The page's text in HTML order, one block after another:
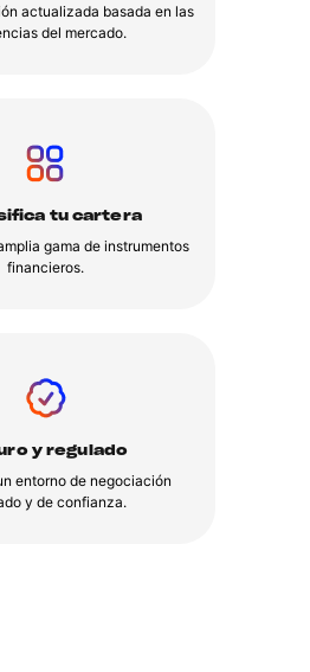
actualizada basada en las
del mercado.
tu cartera
gama de instrumentos
financieros.
y regulado
entorno de negociación
y de confianza.